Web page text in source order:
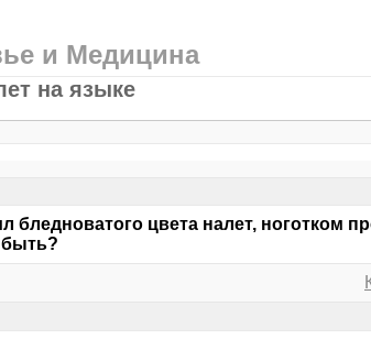
и Медицина
на языке
бледноватого цвета налет, ноготком
быть?